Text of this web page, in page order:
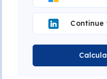
Continue